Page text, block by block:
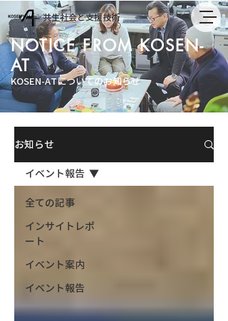
共生社会と支援技術
お知らせ
全ての記事
インサイトレポ
ート
イベント案内
イベント報告
イベント報告
NOTICE FROM KOSEN-
AT
KOSEN-ATについてのお知らせ